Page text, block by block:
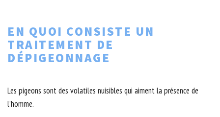
EN QUOI CONSISTE UN
TRAITEMENT DE
DÉPIGEONNAGE
Les pigeons sont des volatiles nuisibles qui aiment la présence de
l’homme.